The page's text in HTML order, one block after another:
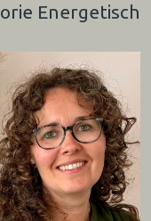
Energetisch